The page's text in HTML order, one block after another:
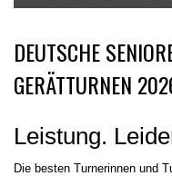
DEUTSCHE
GERÄTTURNEN
Leistung.
Die besten Turnerinnen und